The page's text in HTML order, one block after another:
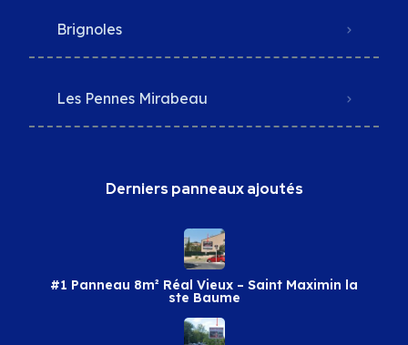
Brignoles
Les Pennes Mirabeau
Derniers panneaux ajoutés
#1 Panneau 8m² Réal Vieux – Saint Maximin la
ste Baume